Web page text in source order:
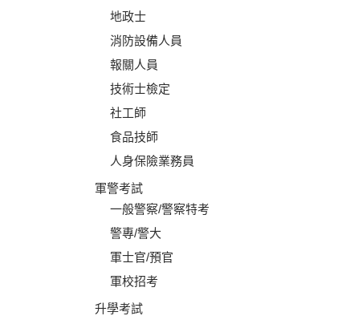
地政士
消防設備人員
報關人員
技術士檢定
社工師
食品技師
人身保險業務員
軍警考試
一般警察/警察特考
警專/警大
軍士官/預官
軍校招考
升學考試